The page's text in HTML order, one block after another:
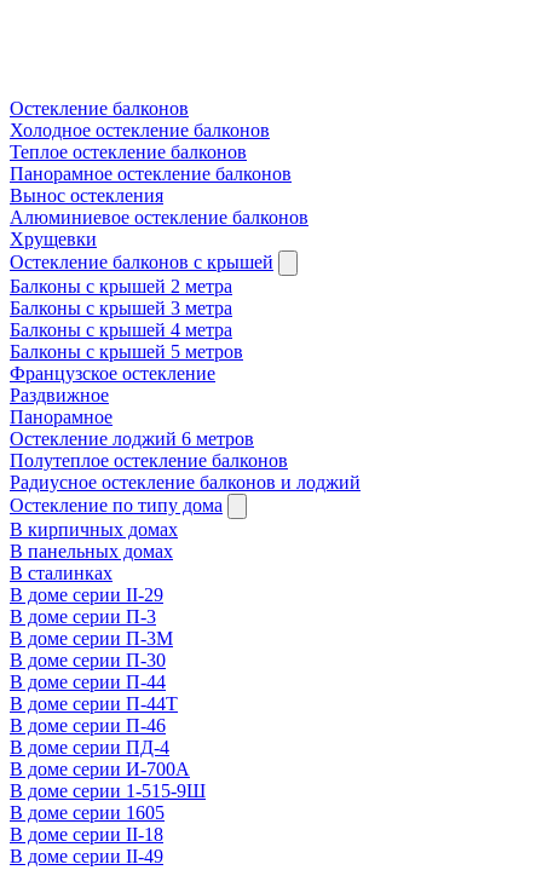
Остекление балконов
Холодное остекление балконов
Теплое остекление балконов
Панорамное остекление балконов
Вынос остекления
Алюминиевое остекление балконов
Хрущевки
Остекление балконов с крышей
Балконы с крышей 2 метра
Балконы с крышей 3 метра
Балконы с крышей 4 метра
Балконы с крышей 5 метров
Французское остекление
Раздвижное
Панорамное
Остекление лоджий 6 метров
Полутеплое остекление балконов
Радиусное остекление балконов и лоджий
Остекление по типу дома
В кирпичных домах
В панельных домах
В сталинках
В доме серии II-29
В доме серии П-3
В доме серии П-3М
В доме серии П-30
В доме серии П-44
В доме серии П-44Т
В доме серии П-46
В доме серии ПД-4
В доме серии И-700А
В доме серии 1-515-9Ш
В доме серии 1605
В доме серии II-18
В доме серии II-49